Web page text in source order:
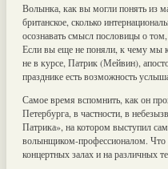
Волынка, как вы могли понять из
британское, сколько
осознавать смысл пословицы о
Если вы еще не поняли, к чему мы
не в курсе, Патрик (Мейвин),
празднике есть возможность
Самое время вспомнить, как он
Петербурга, в частности, в
Патрика», на котором выступил
волынщиком-профессионалом. Что
концертных залах и на различных